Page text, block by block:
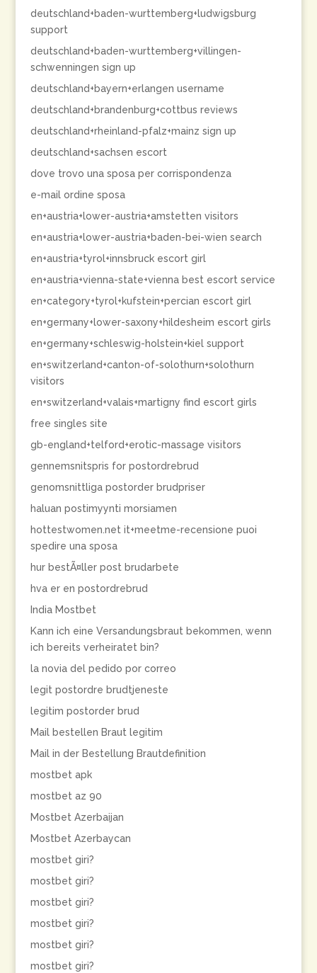
deutschland+baden-wurttemberg+ludwigsburg
support
deutschland+baden-wurttemberg+villingen-
schwenningen sign up
deutschland+bayern+erlangen username
deutschland+brandenburg+cottbus reviews
deutschland+rheinland-pfalz+mainz sign up
deutschland+sachsen escort
dove trovo una sposa per corrispondenza
e-mail ordine sposa
en+austria+lower-austria+amstetten visitors
en+austria+lower-austria+baden-bei-wien search
en+austria+tyrol+innsbruck escort girl
en+austria+vienna-state+vienna best escort service
en+category+tyrol+kufstein+percian escort girl
en+germany+lower-saxony+hildesheim escort girls
en+germany+schleswig-holstein+kiel support
en+switzerland+canton-of-solothurn+solothurn
visitors
en+switzerland+valais+martigny find escort girls
free singles site
gb-england+telford+erotic-massage visitors
gennemsnitspris for postordrebrud
genomsnittliga postorder brudpriser
haluan postimyynti morsiamen
hottestwomen.net it+meetme-recensione puoi
spedire una sposa
hur bestÃ¤ller post brudarbete
hva er en postordrebrud
India Mostbet
Kann ich eine Versandungsbraut bekommen, wenn
ich bereits verheiratet bin?
la novia del pedido por correo
legit postordre brudtjeneste
legitim postorder brud
Mail bestellen Braut legitim
Mail in der Bestellung Brautdefinition
mostbet apk
mostbet az 90
Mostbet Azerbaijan
Mostbet Azerbaycan
mostbet giri?
mostbet giri?
mostbet giri?
mostbet giri?
mostbet giri?
mostbet giri?